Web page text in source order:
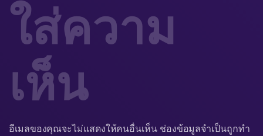
ใส่ความ
เห็น
อีเมลของคุณจะไม่แสดงให้คนอื่นเห็น ช่องข้อมูลจำเป็นถูกทำ